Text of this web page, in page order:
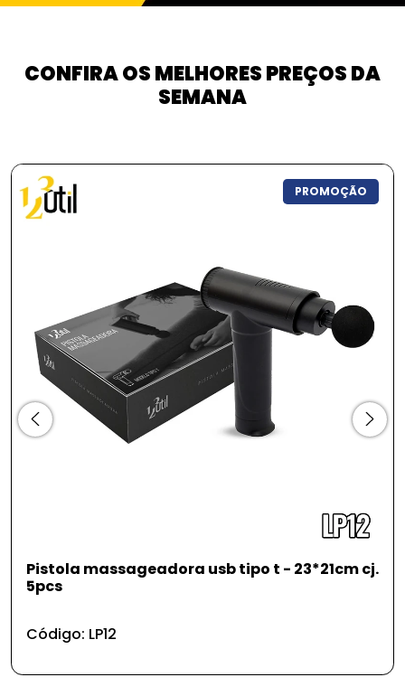
CONFIRA OS MELHORES PREÇOS DA
SEMANA
PROMOÇÃO
Pistola massageadora usb tipo t - 23*21cm cj.
5pcs
Código: LP12